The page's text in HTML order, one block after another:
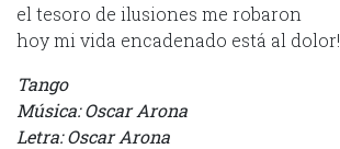
el tesoro de ilusiones me robaron
hoy mi vida encadenado está al dolor!…
Tango
Música: Oscar Arona
Letra: Oscar Arona